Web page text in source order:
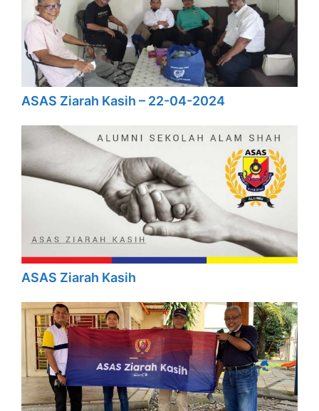
ASAS Ziarah Kasih – 22-04-2024
ASAS Ziarah Kasih